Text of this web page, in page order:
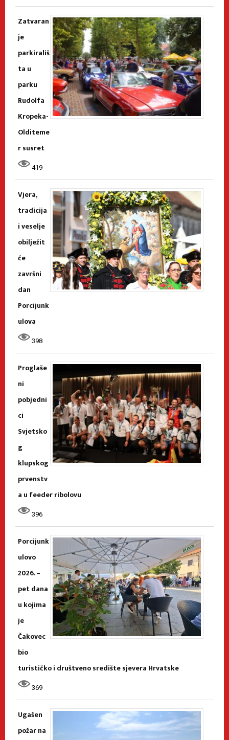
Zatvaran
je
parkirališ
ta u
parku
Rudolfa
Kropeka-
Olditeme
r susret
419
Vjera,
tradicija
i veselje
obilježit
će
završni
dan
Porcijunk
ulova
398
Proglaše
ni
pobjedni
ci
Svjetsko
g
klupskog
prvenstv
a u feeder ribolovu
396
Porcijunk
ulovo
2026. –
pet dana
u kojima
je
Čakovec
bio
turističko i društveno središte sjevera Hrvatske
369
Ugašen
požar na